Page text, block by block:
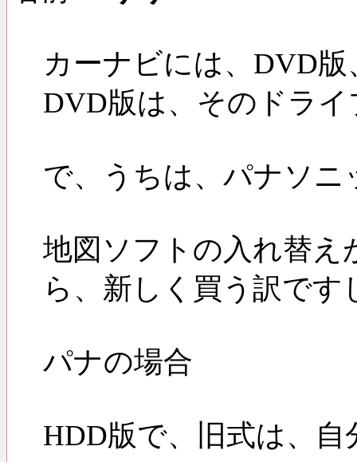
カーナビには、DVD
DVD版は、そのドラ
で、うちは、パナソ
地図ソフトの入れ替
ら、新しく買う訳で
パナの場合
HDD版で、旧式は、